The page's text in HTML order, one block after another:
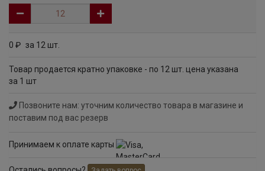
0 руб
за 12 шт.
Товар продается кратно упаковке - по 12 шт. цена указана
за 1 шт
Позвоните нам: уточним количество товара в магазине и
поставим под вас резерв
Принимаем к оплате карты